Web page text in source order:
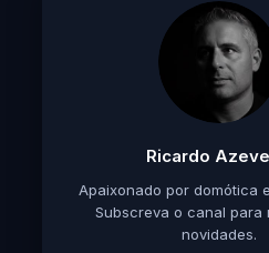
Ricardo
Apaixonado por domótica
Subscreva o canal para
novidades.